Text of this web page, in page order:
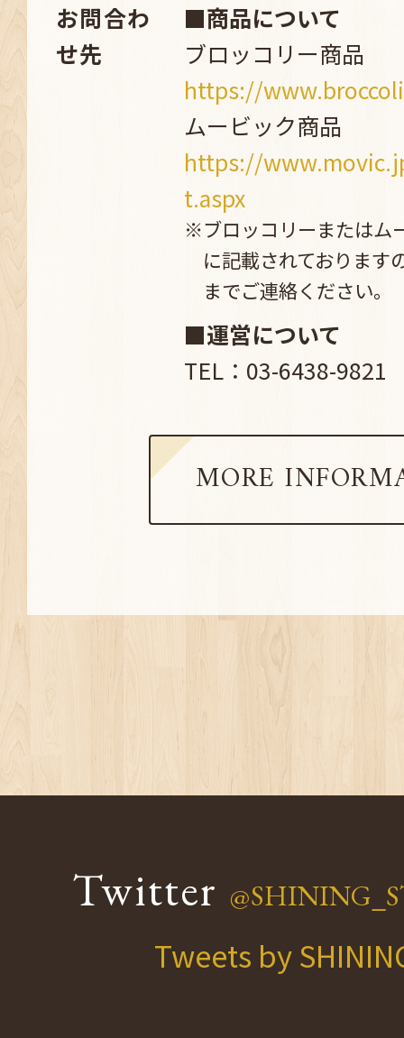
お問合わ
せ先
■商品について
ブロッコリー商品
https://
ムービック商品
https://
t.aspx
※ブロッコリーまたはム
に記載されております
までご連絡ください。
■運営について
TEL：03-6438-9821
MORE
Twitter
Tweets by